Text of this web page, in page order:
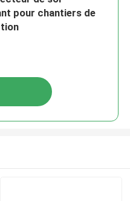
pour chantiers de